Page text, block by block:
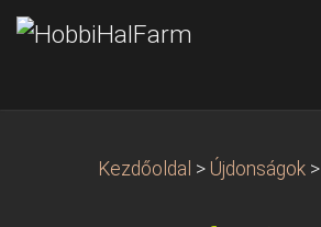
Kezdőoldal > Újdonságok >